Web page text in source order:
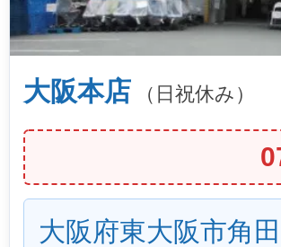
大阪本店 （日祝休み）
大阪府東大阪市角